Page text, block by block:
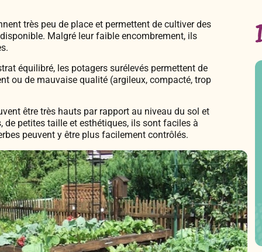
très peu de place et permettent de cultiver des
Malgré leur faible encombrement, ils
équilibré, les potagers surélevés permettent de
ou de mauvaise qualité (argileux, compacté, trop
être très hauts par rapport au niveau du sol et
de petites taille et esthétiques, ils sont faciles à
peuvent y être plus facilement contrôlés.